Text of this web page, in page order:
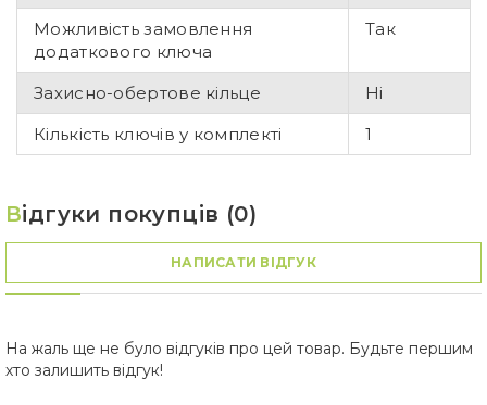
Можливість замовлення
додаткового ключа
Так
Захисно-обертове кільце
Ні
Кількість ключів у комплекті
1
Відгуки покупців (0)
НАПИСАТИ ВІДГУК
На жаль ще не було відгуків про цей товар. Будьте першим
хто залишить відгук!